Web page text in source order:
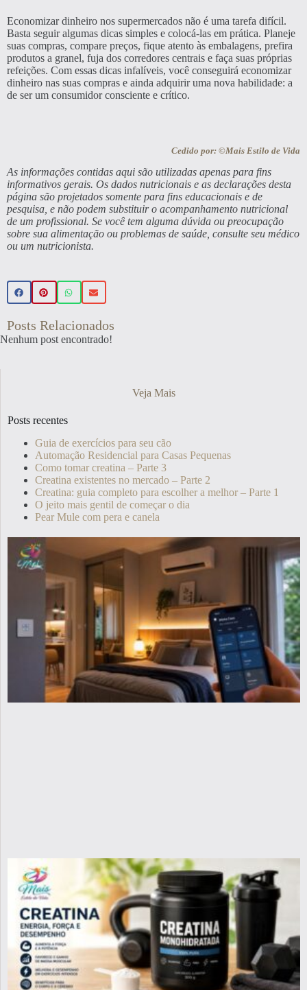
Economizar dinheiro nos supermercados não é uma tarefa difícil.
Basta seguir algumas dicas simples e colocá-las em prática. Planeje
suas compras, compare preços, fique atento às embalagens, prefira
produtos a granel, fuja dos corredores centrais e faça suas próprias
refeições. Com essas dicas infalíveis, você conseguirá economizar
dinheiro nas suas compras e ainda adquirir uma nova habilidade: a
de ser um consumidor consciente e crítico.
Cedido por: ©Mais Estilo de Vida
As informações contidas aqui são utilizadas apenas para fins
informativos gerais. Os dados nutricionais e as declarações desta
página são projetados somente para fins educacionais e de
pesquisa, e não podem substituir o acompanhamento nutricional
de um profissional. Se você tem alguma dúvida ou preocupação
sobre sua alimentação ou problemas de saúde, consulte seu médico
ou um nutricionista.
Posts Relacionados
Nenhum post encontrado!
Veja Mais
Posts recentes
Guia de exercícios para seu cão
Automação Residencial para Casas Pequenas
Como tomar creatina – Parte 3
Creatina existentes no mercado – Parte 2
Creatina: guia completo para escolher a melhor – Parte 1
O jeito mais gentil de começar o dia
Pear Mule com pera e canela